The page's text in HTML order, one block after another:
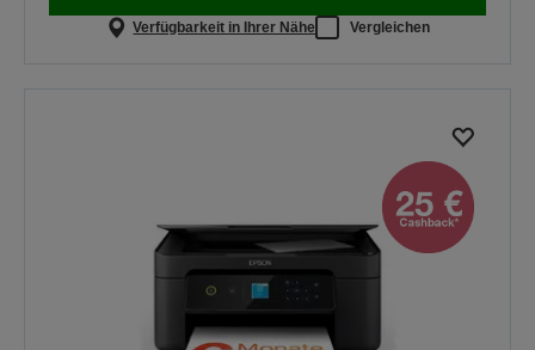
Verfügbarkeit in Ihrer Nähe Vergleichen